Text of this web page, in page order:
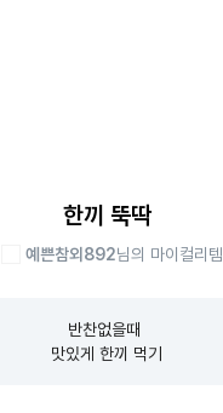
한끼 뚝딱
예쁜참외892님의 마이컬리템
반찬없을때
맛있게 한끼 먹기